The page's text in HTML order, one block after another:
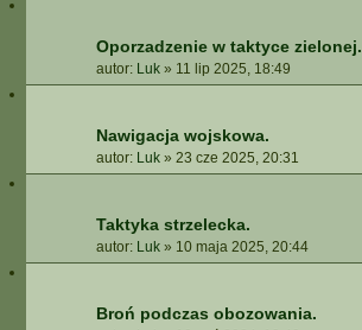
Oporzadzenie w taktyce zielonej.
autor: Luk » 11 lip 2025, 18:49
Nawigacja wojskowa.
autor: Luk » 23 cze 2025, 20:31
Taktyka strzelecka.
autor: Luk » 10 maja 2025, 20:44
Broń podczas obozowania.